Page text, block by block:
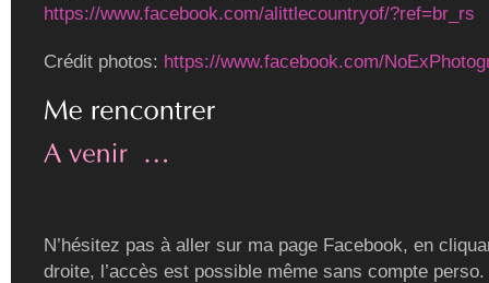
https://www.facebook.com/alittlecountryof/?ref=br_rs
Crédit photos: https://www.facebook.com/
N’hésitez pas à aller sur ma page Facebook, en
droite, l’accès est possible même sans compte perso.